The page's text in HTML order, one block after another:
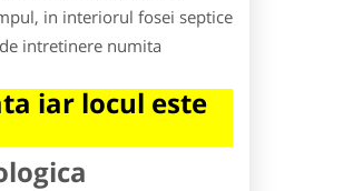
in interiorul fosei septice
intretinere numita
iar locul este